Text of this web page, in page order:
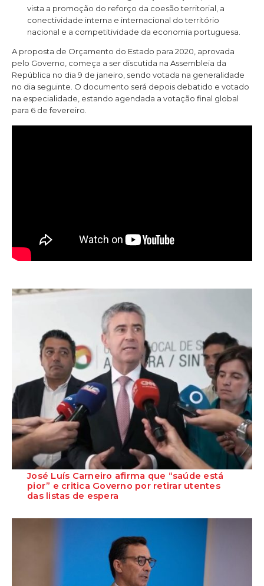
vista a promoção do reforço da coesão territorial, a
conectividade interna e internacional do território
nacional e a competitividade da economia portuguesa.
A proposta de Orçamento do Estado para 2020, aprovada
pelo Governo, começa a ser discutida na Assembleia da
República no dia 9 de janeiro, sendo votada na generalidade
no dia seguinte. O documento será depois debatido e votado
na especialidade, estando agendada a votação final global
para 6 de fevereiro.
José Luís Carneiro afirma que “saúde está
pior” e critica Governo por retirar utentes
das listas de espera